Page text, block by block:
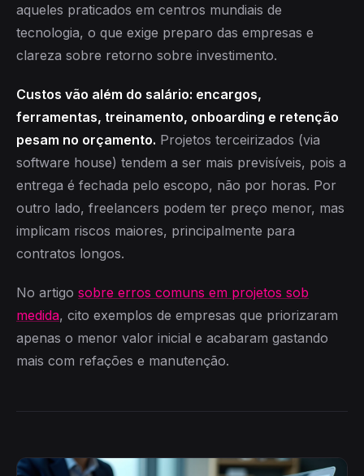
aqueles praticados em centros mundiais de
tecnologia, o que exige preparo das empresas e
clareza sobre retorno sobre investimento.
Custos vão além do salário: encargos,
ferramentas, treinamento, onboarding e retenção
pesam no orçamento. Projetos terceirizados (via
software house) tendem a ser mais previsíveis, pois a
entrega é fechada pelo escopo, não por horas. Por
outro lado, freelancers podem ter preço menor, mas
implicam riscos maiores, principalmente para
contratos longos.
No artigo sobre erros comuns em projetos sob
medida, cito exemplos de empresas que priorizaram
apenas o menor valor inicial e acabaram gastando
mais com refações e manutenção.